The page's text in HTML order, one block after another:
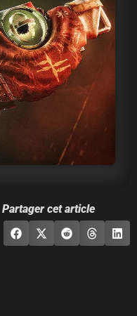
Partager cet article